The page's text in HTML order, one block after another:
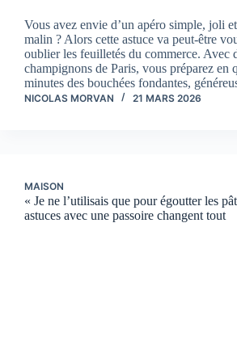
Vous avez envie d’un apéro simple, joli
malin ? Alors cette astuce va peut-être
oublier les feuilletés du commerce. Avec
champignons de Paris, vous préparez en
minutes des bouchées fondantes,
NICOLAS MORVAN 21 MARS 2026
MAISON
« Je ne l’utilisais que pour égoutter les
astuces avec une passoire changent tout